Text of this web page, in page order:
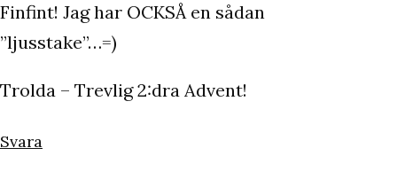
Finfint! Jag har OCKSÅ en sådan
”ljusstake”…=)
Trolda – Trevlig 2:dra Advent!
Svara